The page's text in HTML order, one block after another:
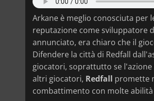
Arkane è meglio conosciuta per
reputazione come sviluppatore
annunciato, era chiaro che il
Difendere la città di Redfall
giocatori, soprattutto se l'azione
altri giocatori, Redfall promette
combattimento con molte